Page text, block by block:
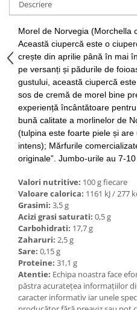
Ulei Huilerie Beaujolaise
Uleiuri aromatizate
Ulei Wiberg Gastro
Descriere
Morel de Norvegia (Morchella
Această ciupercă este o
crește din aprilie până în mai
pe versanți și pădurile de
gustului, această ciupercă
sos de cremă de morel bine
experiență încântătoare
bună calitate a morlinelor de
(tulpina este foarte piele și are
intens); Mărfurile
originale”. Jumbo-urile au 7-10
Valori nutritive: 100 g fiecare
Valoare calorica: 1161 kJ / 277
Grasimi: 3,5 g
Acizi grasi saturati: 0,5 g
Carbohidrati: 17,7 g
Zaharuri: 2,5 g
Sare: 0,15 g
Proteine: 31,1 g
Atentie: Echipa noastra face
păstra acurateţea informaţiilor
caracter informativ iar unele